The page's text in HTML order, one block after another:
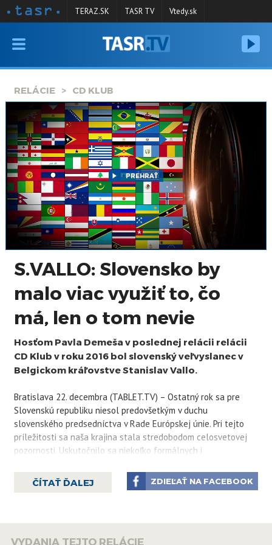
VYSIELANIE
SPRAVODAJSTVO
KONTAKT
ARCHÍV
TERAZ.SK TASR TV Vtedy.sk
RELÁCIE CD KLUB
PREHRAŤ
S.VALLO: Slovensko by
malo viac využiť to, čo
má, len o tom nevie
Hosťom Pavla Demeša v poslednej relácii relácii
CD Klub v roku 2016 bol slovenský veľvyslanec v
Belgickom kráľovstve Stanislav Vallo.
Bratislava 22. decembra (TABLET.TV) – Ostatný rok sa pre
Slovenskú republiku niesol predovšetkým v duchu
slovenského predsedníctva v Rade Európskej únie. Pri tejto
príležitosti sa naša krajina stala stredobodom celosvetovej
pozornosti. Uskutočnilo sa niekoľko formálnych i
kultúrno-spoločenských podujatí, a to pri rovnakej príležitosti
– nášho predsedníctva v Rade EÚ.
ČÍTAŤ ĎALEJ ZDIEĽAŤ NA FACEBOOK
VYDANIA TEJTO RELÁCIE